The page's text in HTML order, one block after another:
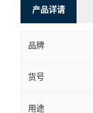
产品详请
品牌
货号
用途